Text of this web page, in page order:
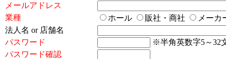
メールアドレス
業種
ホール 販社・商社
メーカ
法人名 or 店舗名
パスワード
※半角英数字5～32
パスワード確認